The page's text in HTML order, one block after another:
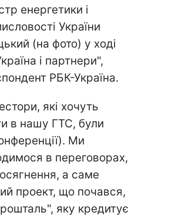
енергетики і
України
(на фото) у ході
і партнери",
РБК-Україна.
які хочуть
в нашу ГТС, були
Ми
в переговорах,
а саме
проект, що почався,
яку кредитує